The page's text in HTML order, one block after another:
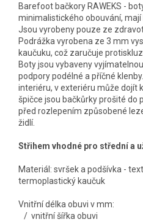
Barefoot bačkory RAWEKS - b
minimalistického obouvání,
Jsou vyrobeny pouze ze
Podrážka vyrobena ze 3 mm
kaučuku, což zaručuje
Boty jsou vybaveny
podpory podélné a příčné
interiéru, v exteriéru může dojít
špičce jsou bačkůrky prošité do
před rozlepením způsobené
židlí.
Střihem vhodné pro střední a
Materiál: svršek a podšívka -
termoplastický kaučuk
Vnitřní délka obuvi
/ vnitřní šířka obuvi